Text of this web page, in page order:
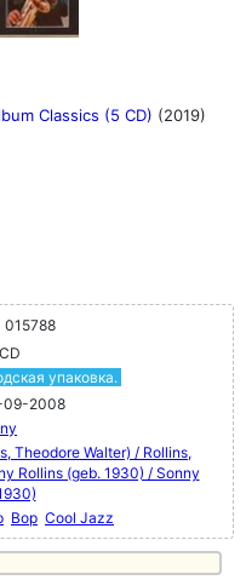
Classics (5 CD) (2019)
015788
упаковка.
09-2008
Theodore Walter) / Rollins,
Rollins (geb. 1930) / Sonny
Bop Cool Jazz